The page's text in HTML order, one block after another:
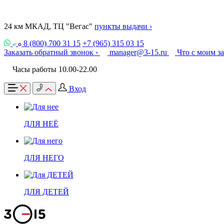
24 км МКАД, ТЦ "Вегас" пункты выдачи ›
8 (800) 700 31 15 +7 (965) 315 03 15
Заказать обратный звонок ›
manager@3-15.ru
Что с моим
Часы работы 10.00-22.00
Вход
ДЛЯ НЕЁ
ДЛЯ НЕГО
ДЛЯ ДЕТЕЙ